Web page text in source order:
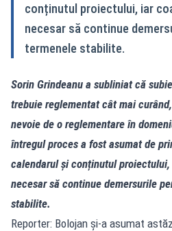
conținutul proiectului, iar
necesar să continue
termenele stabilite.
Sorin Grindeanu a subliniat că
trebuie reglementat cât mai
nevoie de o reglementare în
întregul proces a fost asumat de
calendarul și conținutul
necesar să continue demersurile
stabilite.
Reporter: Bolojan și-a asumat